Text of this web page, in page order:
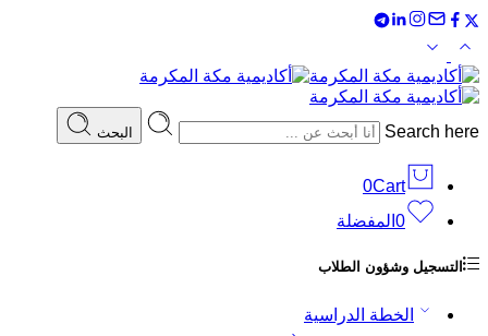
Search here البحث
0Cart
0 المفضلة
التسجيل وشؤون الطلاب
الخطة الدراسية